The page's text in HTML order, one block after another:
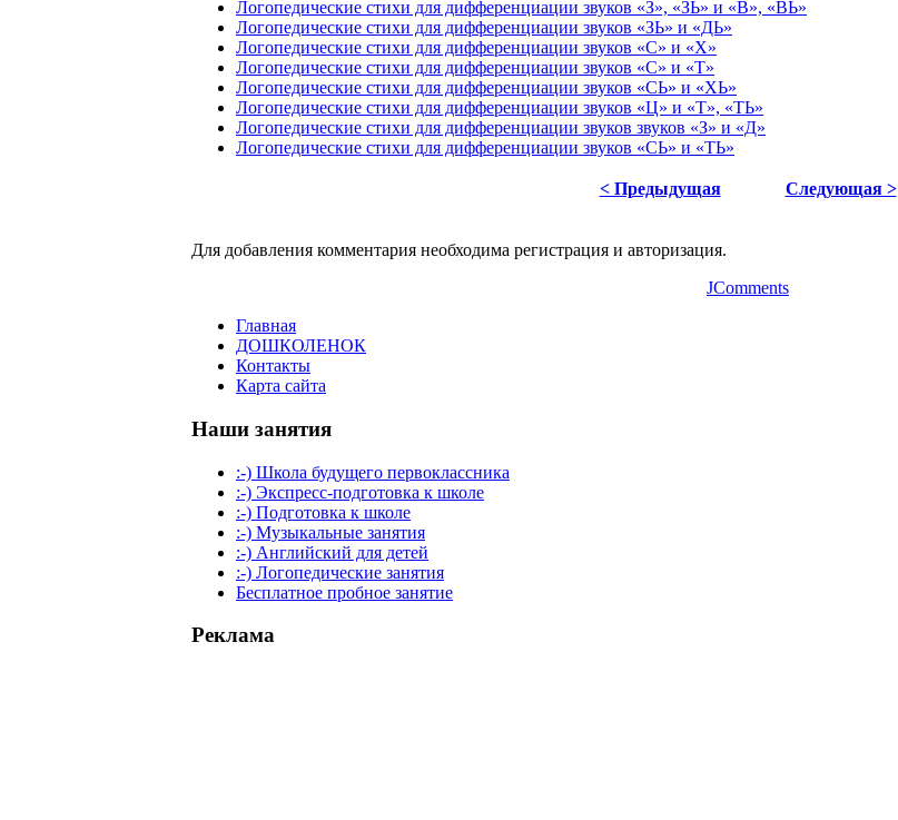
Логопедические стихи для дифференциации звуков «З», «ЗЬ» и «В», «ВЬ»
Логопедические стихи для дифференциации звуков «ЗЬ» и «ДЬ»
Логопедические стихи для дифференциации звуков «С» и «X»
Логопедические стихи для дифференциации звуков «С» и «Т»
Логопедические стихи для дифференциации звуков «СЬ» и «ХЬ»
Логопедические стихи для дифференциации звуков «Ц» и «Т», «ТЬ»
Логопедические стихи для дифференциации звуков звуков «З» и «Д»
Логопедические стихи для дифференциации звуков «СЬ» и «ТЬ»
< Предыдущая Следующая >
Для добавления комментария необходима регистрация и авторизация.
JComments
Главная
ДОШКОЛЕНОК
Контакты
Карта сайта
Наши занятия
:-) Школа будущего первоклассника
:-) Экспресс-подготовка к школе
:-) Подготовка к школе
:-) Музыкальные занятия
:-) Английский для детей
:-) Логопедические занятия
Бесплатное пробное занятие
Реклама